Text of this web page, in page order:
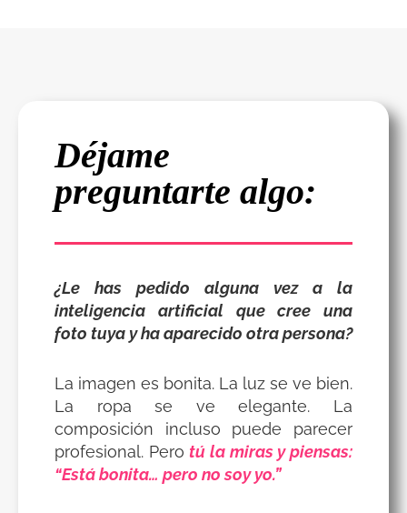
Déjame
preguntarte algo:
¿Le has pedido alguna vez a la
inteligencia artificial que cree una
foto tuya y ha aparecido otra persona?
La imagen es bonita. La luz se ve bien.
La ropa se ve elegante. La
composición incluso puede parecer
profesional. Pero tú la miras y piensas:
“Está bonita… pero no soy yo.”